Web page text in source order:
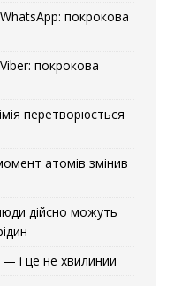
покрокова
покрокова
перетворюється
атомів змінив
дійсно можуть
і це не хвилинии